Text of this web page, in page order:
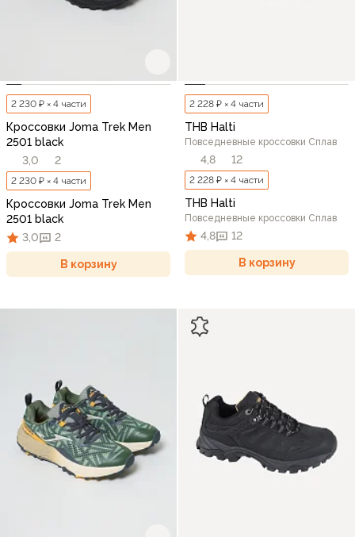
2 230 ₽ × 4 части
Кроссовки Joma Trek Men
2501 black
3,0
2
2 230 ₽ × 4 части
Кроссовки Joma Trek Men
2501 black
3,0
2
В корзину
2 228 ₽ × 4 части
THB Halti
Повседневные кроссовки Сплав
4,8 12
2 228 ₽ × 4 части
THB Halti
Повседневные кроссовки Сплав
4,8 12
В корзину